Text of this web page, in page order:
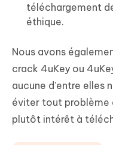
téléchargement
éthique.
Nous avons
crack 4uKey ou
aucune d’entre elles
éviter tout problème
plutôt intérêt à